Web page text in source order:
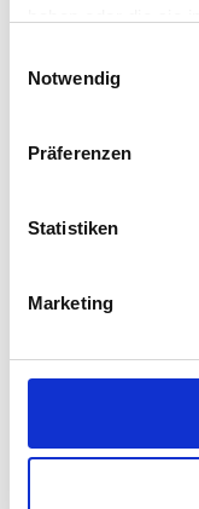
Notwendig
Präferenzen
Statistiken
Marketing